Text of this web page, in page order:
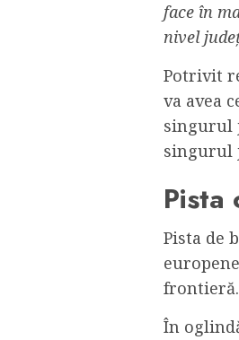
face în
nivel
Potrivit
va avea
singurul
singurul
Pista
Pista de
frontieră.
În